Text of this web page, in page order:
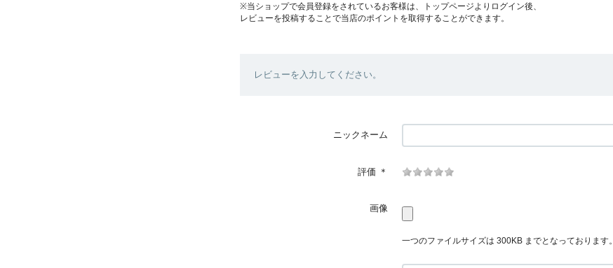
※当ショップで会員登録をされているお客様は、トップページよりログイン後、
レビューを投稿することで当店のポイントを取得することができます。
レビューを入力してください。
ニックネーム
評価 ＊
画像
一つのファイルサイズは 300KB までとなっております。